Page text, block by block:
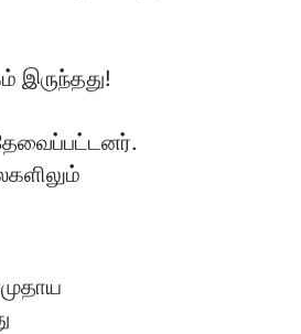
இருந்தது!